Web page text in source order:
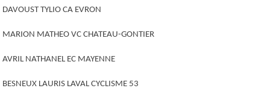
DAVOUST TYLIO CA EVRON
MARION MATHEO VC CHATEAU-GONTIER
AVRIL NATHANEL EC MAYENNE
BESNEUX LAURIS LAVAL CYCLISME 53